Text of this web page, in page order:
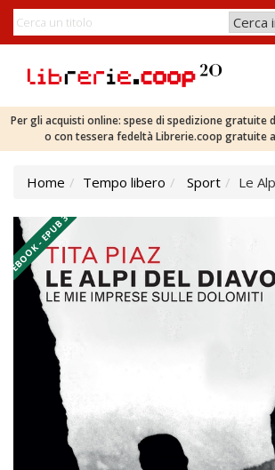
Per gli acquisti online: spese di spedizione gratuite
o con tessera fedeltà Librerie.coop gratuite
Home Tempo libero Sport Le
EBOOK - EPUB 3